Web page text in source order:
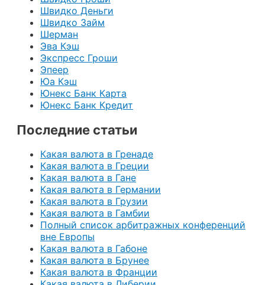
Швидко Деньги
Швидко Займ
Шерман
Эва Кэш
Экспресс Гроши
Эпеер
Юа Кэш
Юнекс Банк Карта
Юнекс Банк Кредит
Последние статьи
Какая валюта в Гренаде
Какая валюта в Греции
Какая валюта в Гане
Какая валюта в Германии
Какая валюта в Грузии
Какая валюта в Гамбии
Полный список арбитражных конференций
вне Европы
Какая валюта в Габоне
Какая валюта в Брунее
Какая валюта в Франции